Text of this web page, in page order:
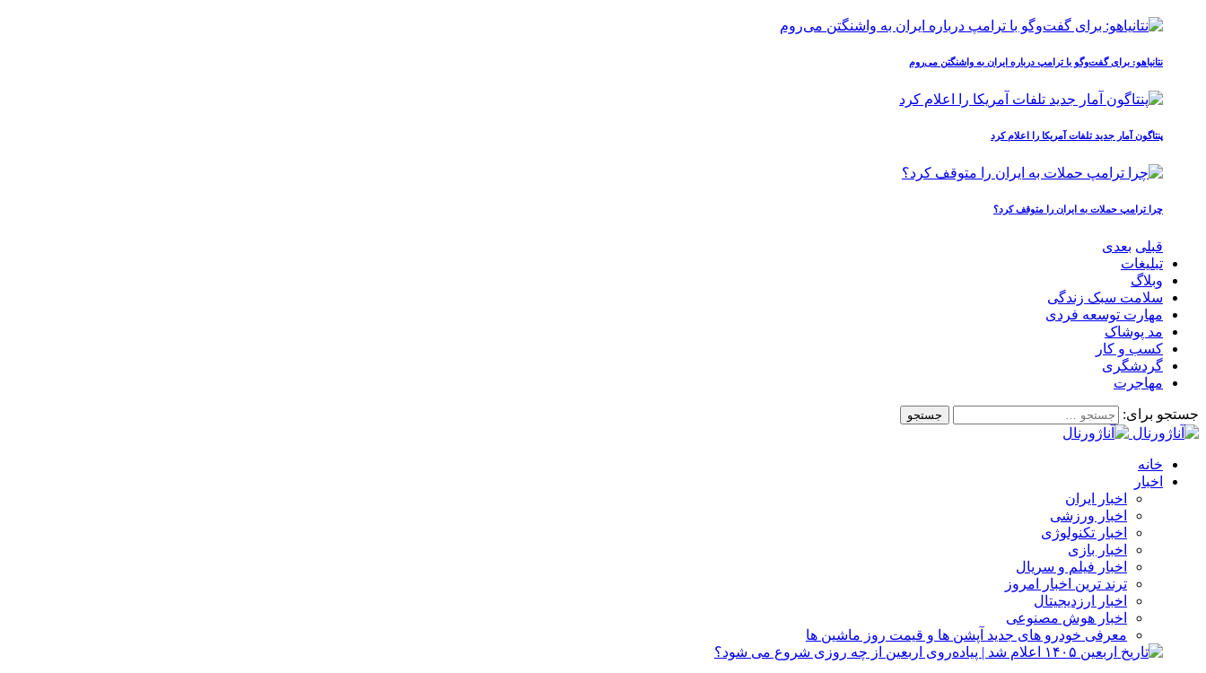
نتانیاهو: برای گفت‌وگو با ترامپ درباره ایران به واشنگتن می‌روم
پنتاگون آمار جدید تلفات آمریکا را اعلام کرد
چرا ترامپ حملات به ایران را متوقف کرد؟
قبلی بعدی
تبلیغات
وبلاگ
سلامت سبک زندگی
مهارت توسعه فردی
مد پوشاک
کسب و کار
گردشگری
مهاجرت
جستجو برای:
خانه
اخبار
اخبار ایران
اخبار ورزشی
اخبار تکنولوژی
اخبار بازی
اخبار فیلم و سریال
ترند ترین اخبار امروز
اخبار ارزدیجیتال
اخبار هوش مصنوعی
معرفی خودرو های جدید آپشن‌ ها و قیمت روز ماشین‌ ها